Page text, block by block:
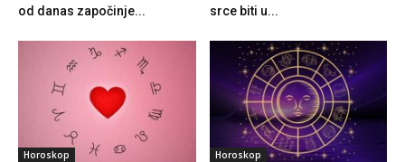
od danas započinje...
srce biti u...
Horoskop Horoskop